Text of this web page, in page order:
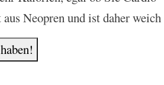
aus Neopren und ist daher